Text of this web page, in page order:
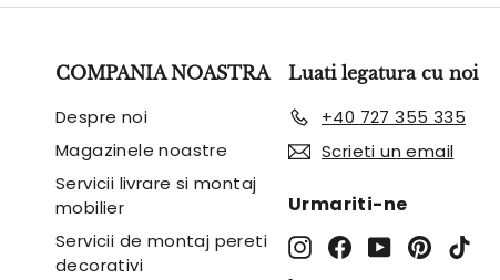
COMPANIA NOASTRA
Despre noi
Magazinele noastre
Servicii livrare si montaj
mobilier
Servicii de montaj pereti
decorativi
Luati legatura cu noi
+40 727 355 335
Scrieti un email
Urmariti-ne
InstagramFacebook
YouTube
Pinterest